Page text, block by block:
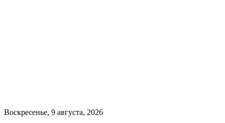
Воскресенье, 9 августа, 2026